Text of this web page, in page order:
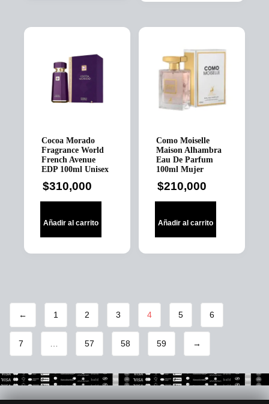
Cocoa Morado
Fragrance World
French Avenue
EDP 100ml Unisex
$310,000
Añadir al carrito
Como Moiselle
Maison Alhambra
Eau De Parfum
100ml Mujer
$210,000
Añadir al carrito
← 1 2 3 4 5 6
7 57 58 59 →